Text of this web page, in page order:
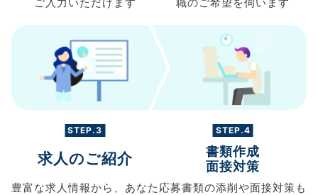
ご入力 いただけます
職のご希望を伺います
STEP.3
求人のご紹介
豊富な求人情報から、 あなた
STEP.4
書類作成
面接対策
応募書類の添削や面接対策も